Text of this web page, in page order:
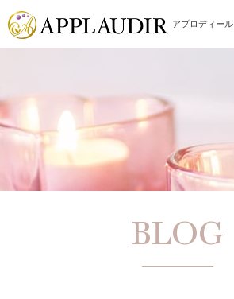
アプロディール
BLOG